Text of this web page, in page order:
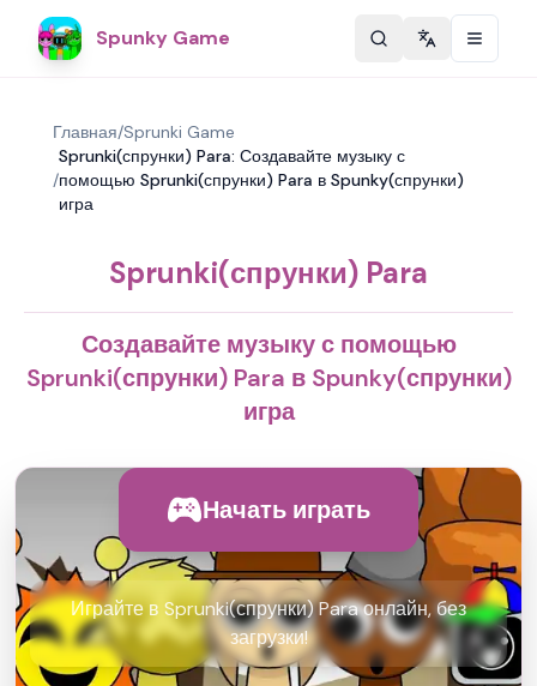
Spunky Game Change
Главная/Sprunki Game
/
Sprunki(спрунки) Para: Создавайте музыку с
помощью Sprunki(спрунки) Para в Spunky(спрунки)
игра
Sprunki(спрунки) Para
Создавайте музыку с помощью
Sprunki(спрунки) Para в Spunky(спрунки)
игра
Начать играть
Играйте в Sprunki(спрунки) Para онлайн, без
загрузки!